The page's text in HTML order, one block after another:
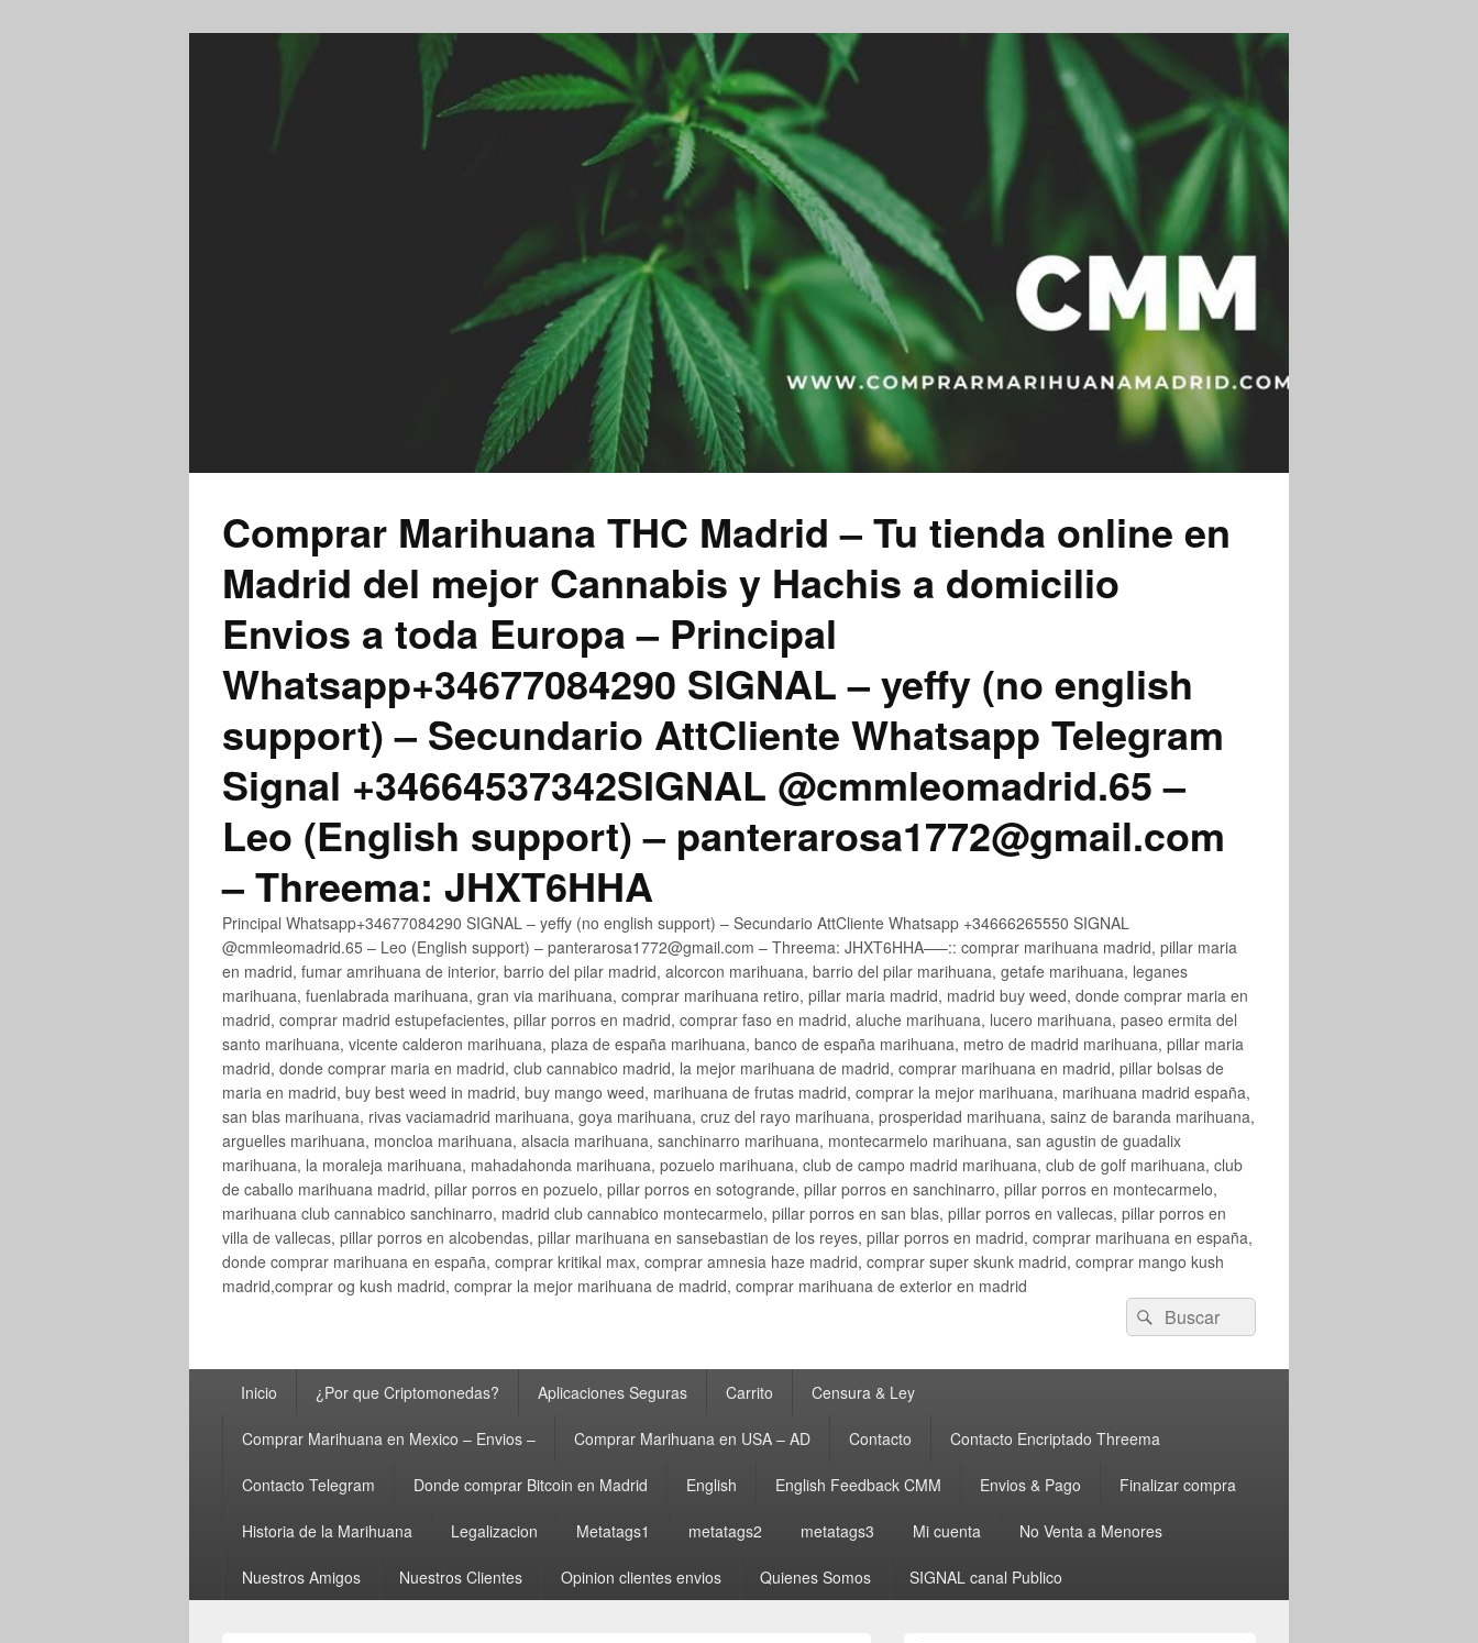
Comprar Marihuana THC Madrid – Tu tienda online en
Madrid del mejor Cannabis y Hachis a domicilio
Envios a toda Europa – Principal
Whatsapp+34677084290 SIGNAL – yeffy (no english
support) – Secundario AttCliente Whatsapp Telegram
Signal +34664537342SIGNAL @cmmleomadrid.65 –
Leo (English support) – panterarosa1772@gmail.com
– Threema: JHXT6HHA
Principal Whatsapp+34677084290 SIGNAL – yeffy (no english support) – Secundario AttCliente Whatsapp +34666265550 SIGNAL
@cmmleomadrid.65 – Leo (English support) – panterarosa1772@gmail.com – Threema: JHXT6HHA—–:: comprar marihuana madrid, pillar maria
en madrid, fumar amrihuana de interior, barrio del pilar madrid, alcorcon marihuana, barrio del pilar marihuana, getafe marihuana, leganes
marihuana, fuenlabrada marihuana, gran via marihuana, comprar marihuana retiro, pillar maria madrid, madrid buy weed, donde comprar maria en
madrid, comprar madrid estupefacientes, pillar porros en madrid, comprar faso en madrid, aluche marihuana, lucero marihuana, paseo ermita del
santo marihuana, vicente calderon marihuana, plaza de españa marihuana, banco de españa marihuana, metro de madrid marihuana, pillar maria
madrid, donde comprar maria en madrid, club cannabico madrid, la mejor marihuana de madrid, comprar marihuana en madrid, pillar bolsas de
maria en madrid, buy best weed in madrid, buy mango weed, marihuana de frutas madrid, comprar la mejor marihuana, marihuana madrid españa,
san blas marihuana, rivas vaciamadrid marihuana, goya marihuana, cruz del rayo marihuana, prosperidad marihuana, sainz de baranda marihuana,
arguelles marihuana, moncloa marihuana, alsacia marihuana, sanchinarro marihuana, montecarmelo marihuana, san agustin de guadalix
marihuana, la moraleja marihuana, mahadahonda marihuana, pozuelo marihuana, club de campo madrid marihuana, club de golf marihuana, club
de caballo marihuana madrid, pillar porros en pozuelo, pillar porros en sotogrande, pillar porros en sanchinarro, pillar porros en montecarmelo,
marihuana club cannabico sanchinarro, madrid club cannabico montecarmelo, pillar porros en san blas, pillar porros en vallecas, pillar porros en
villa de vallecas, pillar porros en alcobendas, pillar marihuana en sansebastian de los reyes, pillar porros en madrid, comprar marihuana en españa,
donde comprar marihuana en españa, comprar kritikal max, comprar amnesia haze madrid, comprar super skunk madrid, comprar mango kush
madrid,comprar og kush madrid, comprar la mejor marihuana de madrid, comprar marihuana de exterior en madrid
Buscar
por:
Buscar
principalInicio ¿Por que Criptomonedas? Aplicaciones Seguras Carrito Censura & Ley
Comprar Marihuana en Mexico – Envios – Comprar Marihuana en USA – AD Contacto Contacto Encriptado Threema
Contacto Telegram Donde comprar Bitcoin en Madrid English English Feedback CMM Envios & Pago Finalizar compra
Historia de la Marihuana Legalizacion Metatags1 metatags2 metatags3 Mi cuenta No Venta a Menores
Nuestros Amigos Nuestros Clientes Opinion clientes envios Quienes Somos SIGNAL canal Publico